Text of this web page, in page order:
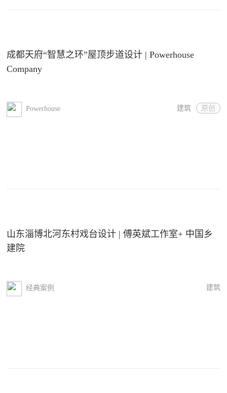
成都天府“智慧之环”屋顶步道设计 | Powerhouse
Company
Powerhouse 建筑 原创
山东淄博北河东村戏台设计 | 傅英斌工作室+ 中国乡
建院
经典案例 建筑